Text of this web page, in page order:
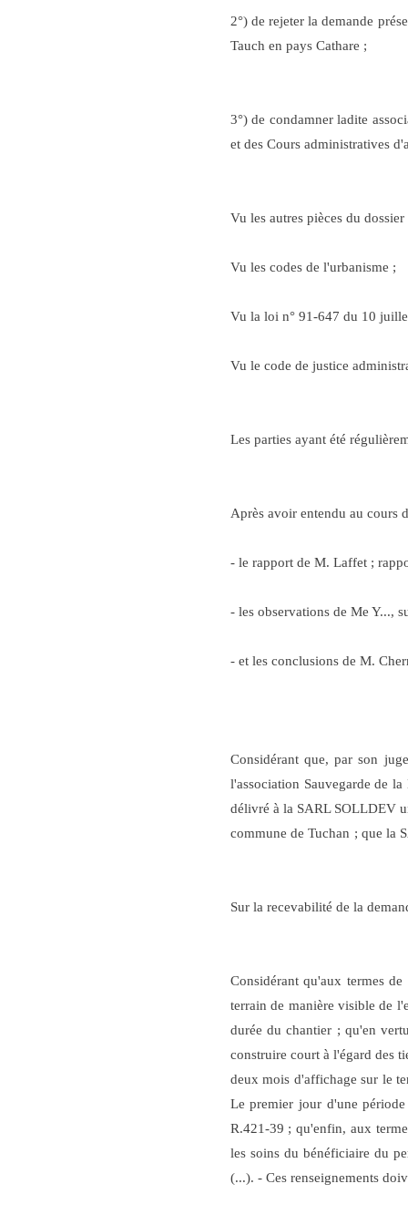
2°) de rejeter la demande
Tauch en pays Cathare ;
3°) de condamner ladite
et des Cours administratives
Vu les autres pièces du dossier
Vu les codes de l'urbanisme ;
Vu la loi n° 91-647 du 10
Vu le code de justice
Les parties ayant été
Après avoir entendu au cours
- le rapport de M. Laffet ;
- les observations de Me Y...,
- et les conclusions de M.
Considérant que, par son
l'association Sauvegarde de
délivré à la SARL SOLLDEV
commune de Tuchan ; que la
Sur la recevabilité de la
Considérant qu'aux termes
terrain de manière visible de
durée du chantier ; qu'en
construire court à l'égard des
deux mois d'affichage sur le
Le premier jour d'une
R.421-39 ; qu'enfin, aux
les soins du bénéficiaire du
(...). - Ces renseignements